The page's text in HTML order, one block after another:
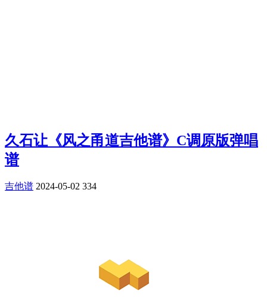
久石让《风之甬道吉他谱》C调原版弹唱
谱
吉他谱 2024-05-02 334